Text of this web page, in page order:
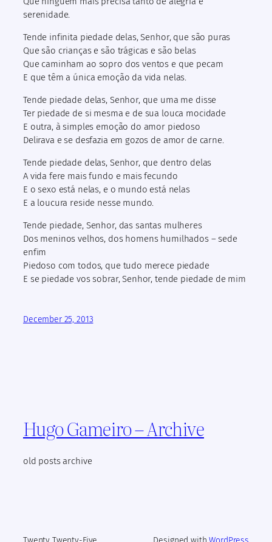
serenidade.
Tende infinita piedade delas, Senhor, que são puras
Que são crianças e são trágicas e são belas
Que caminham ao sopro dos ventos e que pecam
E que têm a única emoção da vida nelas.
Tende piedade delas, Senhor, que uma me disse
Ter piedade de si mesma e de sua louca mocidade
E outra, à simples emoção do amor piedoso
Delirava e se desfazia em gozos de amor de carne.
Tende piedade delas, Senhor, que dentro delas
A vida fere mais fundo e mais fecundo
E o sexo está nelas, e o mundo está nelas
E a loucura reside nesse mundo.
Tende piedade, Senhor, das santas mulheres
Dos meninos velhos, dos homens humilhados – sede
enfim
Piedoso com todos, que tudo merece piedade
E se piedade vos sobrar, Senhor, tende piedade de mim
December 25, 2013
Hugo Gameiro – Archive
old posts archive